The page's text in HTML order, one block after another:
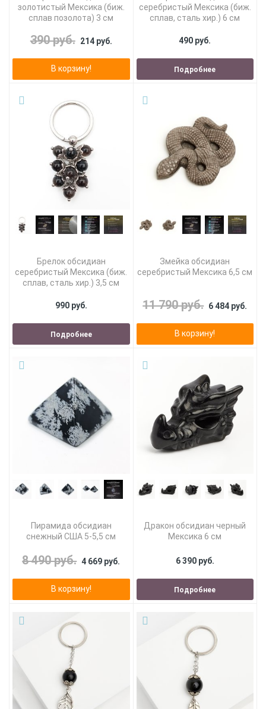
золотистый Мексика (биж.
сплав позолота) 3 см
390 руб. 214 руб.
В корзину!
серебристый Мексика (биж.
сплав, сталь хир.) 6 см
490 руб.
Подробнее
Брелок обсидиан
серебристый Мексика (биж.
сплав, сталь хир.) 3,5 см
990 руб.
Подробнее
Змейка обсидиан
серебристый Мексика 6,5 см
11 790 руб. 6 484 руб.
В корзину!
Пирамида обсидиан
снежный США 5-5,5 см
8 490 руб. 4 669 руб.
В корзину!
Дракон обсидиан черный
Мексика 6 см
6 390 руб.
Подробнее